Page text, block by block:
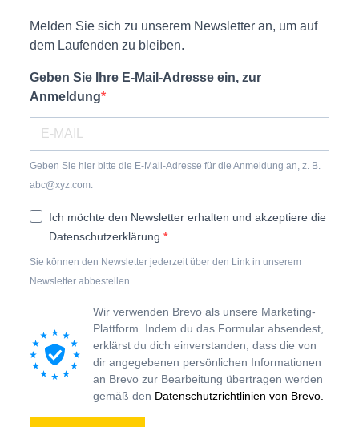
Melden Sie sich zu unserem Newsletter an, um auf
dem Laufenden zu bleiben.
Geben Sie Ihre E-Mail-Adresse ein, zur
Anmeldung
Geben Sie hier bitte die E-Mail-Adresse für die Anmeldung an, z. B.
abc@xyz.com.
Ich möchte den Newsletter erhalten und akzeptiere die
Datenschutzerklärung.
Sie können den Newsletter jederzeit über den Link in unserem
Newsletter abbestellen.
Wir verwenden Brevo als unsere Marketing-
Plattform. Indem du das Formular absendest,
erklärst du dich einverstanden, dass die von
dir angegebenen persönlichen Informationen
an Brevo zur Bearbeitung übertragen werden
gemäß den Datenschutzrichtlinien von Brevo.